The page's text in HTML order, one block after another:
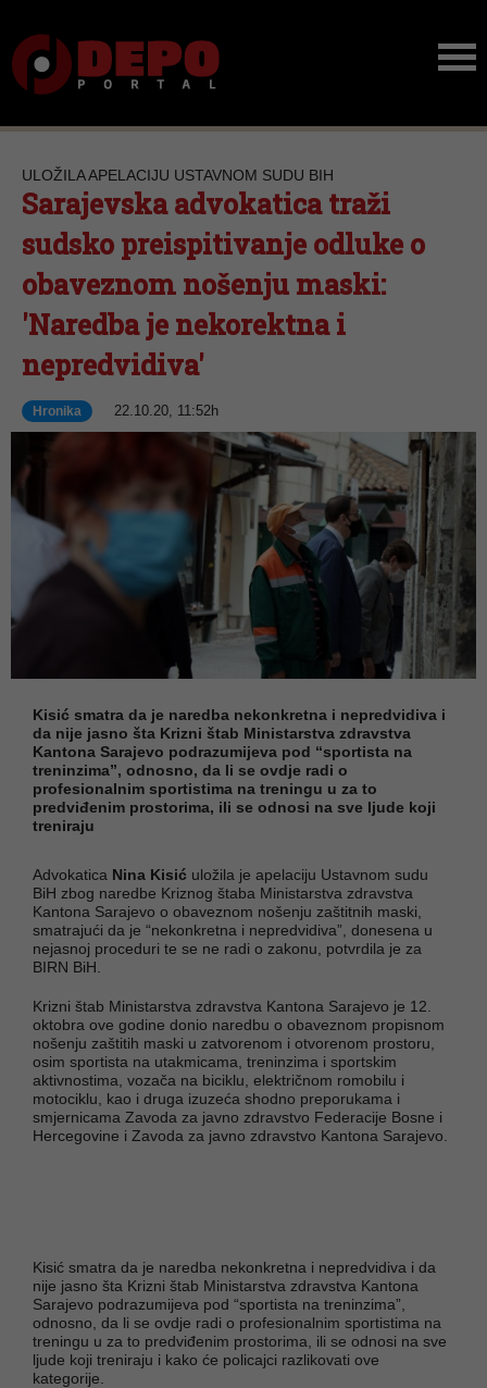
ULOŽILA APELACIJU USTAVNOM SUDU BIH
Sarajevska advokatica traži
sudsko preispitivanje odluke o
obaveznom nošenju maski:
'Naredba je nekorektna i
nepredvidiva'
Hronika 22.10.20, 11:52h
Kisić smatra da je naredba nekonkretna i nepredvidiva i
da nije jasno šta Krizni štab Ministarstva zdravstva
Kantona Sarajevo podrazumijeva pod “sportista na
treninzima”, odnosno, da li se ovdje radi o
profesionalnim sportistima na treningu u za to
predviđenim prostorima, ili se odnosi na sve ljude koji
treniraju
Advokatica Nina Kisić uložila je apelaciju Ustavnom sudu
BiH zbog naredbe Kriznog štaba Ministarstva zdravstva
Kantona Sarajevo o obaveznom nošenju zaštitnih maski,
smatrajući da je “nekonkretna i nepredvidiva”, donesena u
nejasnoj proceduri te se ne radi o zakonu, potvrdila je za
BIRN BiH.
Krizni štab Ministarstva zdravstva Kantona Sarajevo je 12.
oktobra ove godine donio naredbu o obaveznom propisnom
nošenju zaštitih maski u zatvorenom i otvorenom prostoru,
osim sportista na utakmicama, treninzima i sportskim
aktivnostima, vozača na biciklu, električnom romobilu i
motociklu, kao i druga izuzeća shodno preporukama i
smjernicama Zavoda za javno zdravstvo Federacije Bosne i
Hercegovine i Zavoda za javno zdravstvo Kantona Sarajevo.
Kisić smatra da je naredba nekonkretna i nepredvidiva i da
nije jasno šta Krizni štab Ministarstva zdravstva Kantona
Sarajevo podrazumijeva pod “sportista na treninzima”,
odnosno, da li se ovdje radi o profesionalnim sportistima na
treningu u za to predviđenim prostorima, ili se odnosi na sve
ljude koji treniraju i kako će policajci razlikovati ove
kategorije.